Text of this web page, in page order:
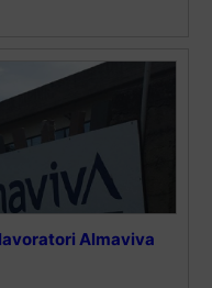
Almaviva